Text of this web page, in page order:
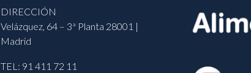
DIRECCIÓN
Velázquez, 64 – 3ª Planta 28001 |
Madrid
TEL: 91 411 72 11